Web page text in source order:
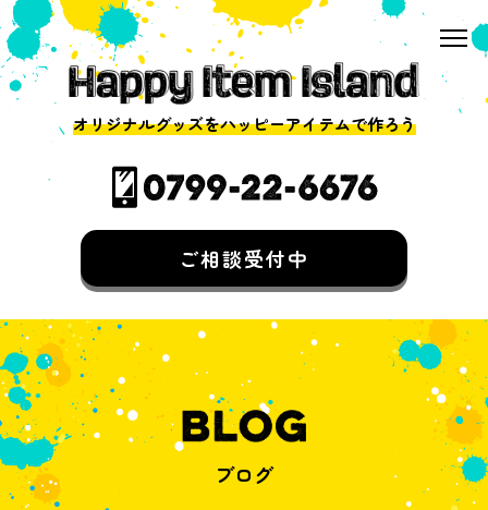
オリジナルグッズをハッピーアイテムで作ろう
ご相談受付中
ブログ